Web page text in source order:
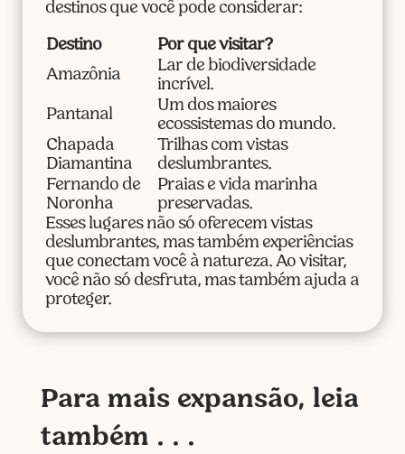
destinos que você pode considerar:
Destino
Por que visitar?
Amazônia
Lar de biodiversidade
incrível.
Pantanal
Um dos maiores
ecossistemas do mundo.
Chapada
Diamantina
Trilhas com vistas
deslumbrantes.
Fernando de
Noronha
Praias e vida marinha
preservadas.
Esses lugares não só oferecem vistas
deslumbrantes, mas também experiências
que conectam você à natureza. Ao visitar,
você não só desfruta, mas também ajuda a
proteger.
Para mais expansão, leia
também . . .